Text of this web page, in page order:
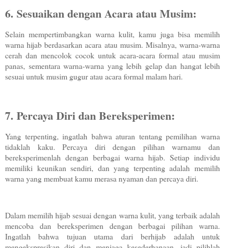
6. Sesuaikan dengan Acara atau Musim:
Selain mempertimbangkan warna kulit, kamu juga bisa memilih
warna hijab berdasarkan acara atau musim. Misalnya, warna-warna
cerah dan mencolok cocok untuk acara-acara formal atau musim
panas, sementara warna-warna yang lebih gelap dan hangat lebih
sesuai untuk musim gugur atau acara formal malam hari.
7. Percaya Diri dan Bereksperimen:
Yang terpenting, ingatlah bahwa aturan tentang pemilihan warna
tidaklah kaku. Percaya diri dengan pilihan warnamu dan
bereksperimenlah dengan berbagai warna hijab. Setiap individu
memiliki keunikan sendiri, dan yang terpenting adalah memilih
warna yang membuat kamu merasa nyaman dan percaya diri.
Dalam memilih hijab sesuai dengan warna kulit, yang terbaik adalah
mencoba dan bereksperimen dengan berbagai pilihan warna.
Ingatlah bahwa tujuan utama dari berhijab adalah untuk